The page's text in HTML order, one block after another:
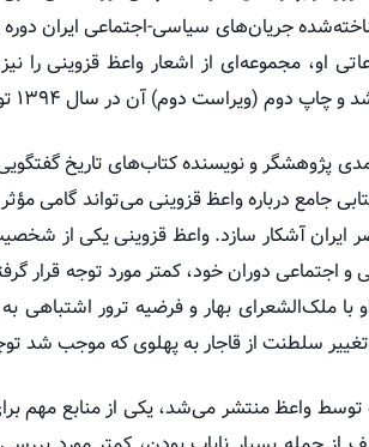
جریان‌های سیاسی-اجتماعی ایران
دوم) آن در سال ۱۳۹۴ توسط انتشارات نامک به چاپ رسید.
پژوهشگر و نویسنده کتاب‌های تاریخ
جامع درباره واعظ قزوینی می‌تواند گامی
ایران آشکار سازد. واعظ قزوینی یکی از
اجتماعی دوران خود، کمتر مورد توجه قرار
با ملک‌الشعرای بهار و فرضیه ترور
تغییر سلطنت از قاجار به پهلوی که موجب شد
توسط واعظ منتشر می‌شد، یکی از منابع مهم